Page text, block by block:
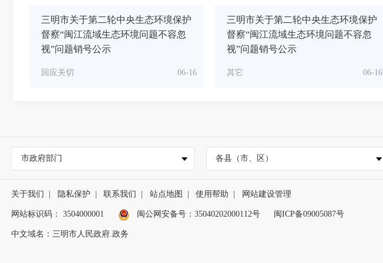
三明市关于第二轮中央生态环境保护
督察“闽江流域生态环境问题不容忽
视”问题销号公示
06-16
回应关切
三明市关于第二轮中央生态环境保护
督察“闽江流域生态环境问题不容忽
视”问题销号公示
06-16
其它
市政府部门 各县（市、区）
关于我们 隐私保护 联系我们 站点地图 使用帮助 网站建设管理
网站标识码： 3504000001 闽公网安备号： 35040202000112号 闽ICP备09005087号
中文域名：三明市人民政府.政务